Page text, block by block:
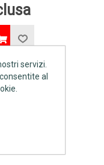
servizi.
al